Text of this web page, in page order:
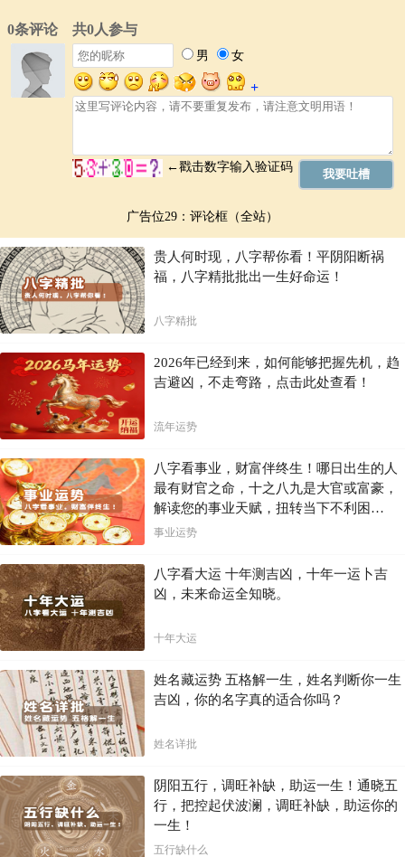
方法。
四、 八字密码的应用：规划人生之路
了解自己的八字密码，可以帮助我们更好地规划人生道路。我们可以根
据八字的提示，选择适合自己的职业方向、人际交往方式、以及生活方
同时，我们也可以通过八字的解读，调整自己的行为方式，提升自我修
五、 八字解读并非绝对，还需要结合实践
需要注意的是，八字解读并非绝对，它只是一项参考工具，并不能完全
决定一个人的命运。个人的努力、机遇、选择等，同样起着至关重要的
作用。最终，我们需要将八字解读与自身实践结合起来，才能更好地把
握人生的机遇和挑战。
架，帮助我们更好地了解自己，规划未来。而更重要的是，要保持积极
乐观的心态，不断学习和提升自我，才能最终创造属于自己的人生价
值。
六、 结语
了解自己的八字密码，就像获得了一把开启人生宝藏的钥匙。它可以帮
助我们更好地认识自己，找到自己的优势和不足，并根据自身情况制定
更适合自己的发展策略。请记住，八字并非命运的枷锁，而是指引我们
方向的灯塔，让我们在人生的旅途中，更加自信、从容地前进。
广告位29：评论框（全站）
贵人何时现，八字帮你看！平阴阳断祸
福，八字精批批出一生好命运！
八字精批
2026年已经到来，如何能够把握先机，趋
吉避凶，不走弯路，点击此处查看！
流年运势
八字看事业，财富伴终生！哪日出生的人
最有财官之命，十之八九是大官或富豪，
解读您的事业天赋，扭转当下不利困
局！！
事业运势
八字看大运 十年测吉凶，十年一运卜吉
凶，未来命运全知晓。
十年大运
姓名藏运势 五格解一生，姓名判断你一生
吉凶，你的名字真的适合你吗？
姓名详批
阴阳五行，调旺补缺，助运一生！通晓五
行，把控起伏波澜，调旺补缺，助运你的
一生！
五行缺什么